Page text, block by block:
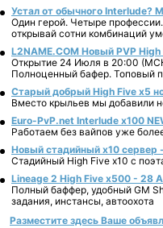
Устал от обычного Interlude?
Один герой. Четыре
открывай сотни комбинаций
L2NAME.COM Новый PVP
Открытие 24 Июля в 20:00
Полноценный бафер. Топовый
Старый добрый High Five x5
Вместо крыльев мы добавили
Euro-PvP.net Interlude х100
Работаем без вайпов уже
Новый стадийный х10 сервер
Стадийный High Five x10 с
Lineage 2 High Five x500 - 28
Полный баффер, удобный GM
задания, инстансы, автоохота
Разместите здесь Ваше